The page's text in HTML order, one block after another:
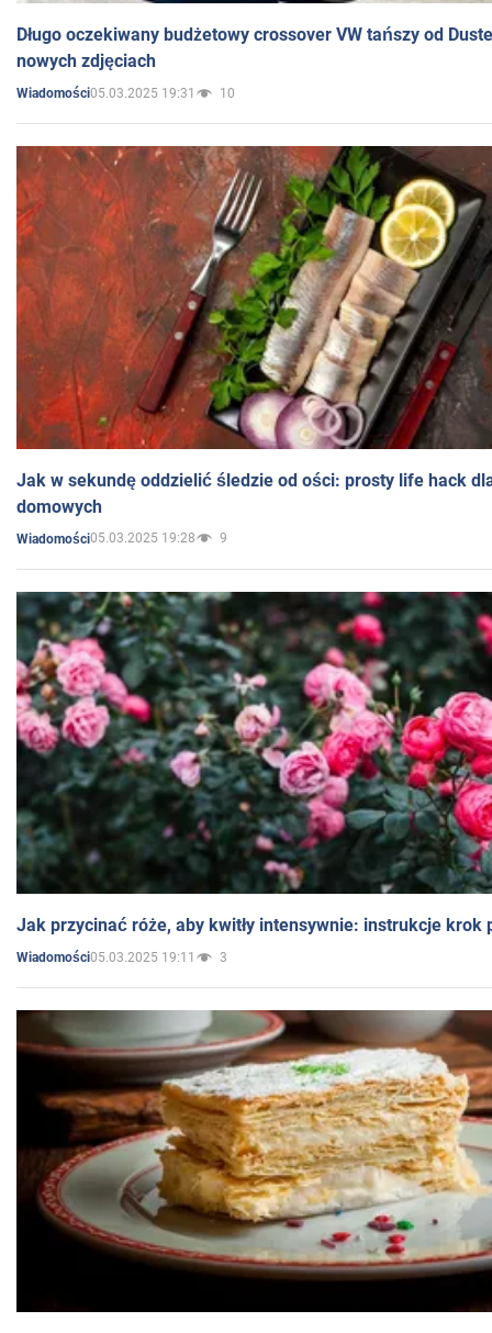
Długo oczekiwany budżetowy crossover VW tańszy od
nowych zdjęciach
Wiadomości05.03.2025 19:31 10
Jak w sekundę oddzielić śledzie od ości: prosty life hack
domowych
Wiadomości05.03.2025 19:28 9
Jak przycinać róże, aby kwitły intensywnie: instrukcje krok
Wiadomości05.03.2025 19:11 3